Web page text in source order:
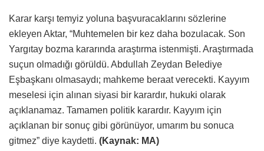
Karar karşı temyiz yoluna başvuracaklarını sözlerine
ekleyen Aktar, “Muhtemelen bir kez daha bozulacak. Son
Yargıtay bozma kararında araştırma istenmişti. Araştırmada
suçun olmadığı görüldü. Abdullah Zeydan Belediye
Eşbaşkanı olmasaydı; mahkeme beraat verecekti. Kayyım
meselesi için alınan siyasi bir karardır, hukuki olarak
açıklanamaz. Tamamen politik karardır. Kayyım için
açıklanan bir sonuç gibi görünüyor, umarım bu sonuca
gitmez” diye kaydetti. (Kaynak: MA)